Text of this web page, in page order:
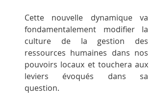
Cette nouvelle dynamique va
fondamentalement modifier la
culture de la gestion des
ressources humaines dans nos
pouvoirs locaux et touchera aux
leviers évoqués dans sa
question.